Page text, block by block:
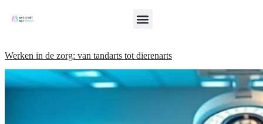
Werken in de zorg: van tandarts tot dierenarts